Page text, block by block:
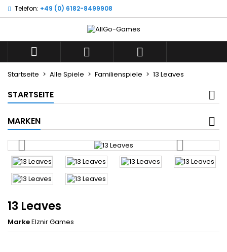
Telefon: +49 (0) 6182-8499908
  
Startseite Alle Spiele Familienspiele 13 Leaves
STARTSEITE
MARKEN
13 Leaves
MarkeElznir Games
Wunschliste ×
add_circle_outline
Neue Liste anlegen
((title)) ×
((label))
Anmelden ×
Sie müssen angemeldet sein, um Artikel Ihrer
Wunschliste hinzufügen zu können.